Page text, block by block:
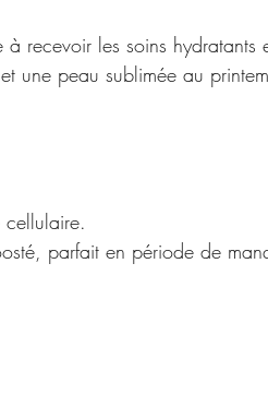
recevoir les soins hydratants
une peau sublimée au
cellulaire.
parfait en période de